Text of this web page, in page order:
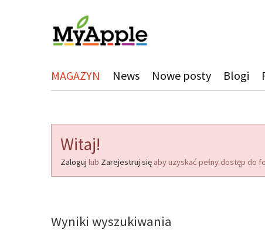
MAGAZYN News Nowe posty Blogi
Witaj!
Zaloguj lub Zarejestruj się aby uzyskać pełny dostęp do
Wyniki wyszukiwania